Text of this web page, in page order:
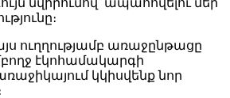
ուղղությամբ առաջընթացը
էկոհամակարգի
կկիսվենք նոր